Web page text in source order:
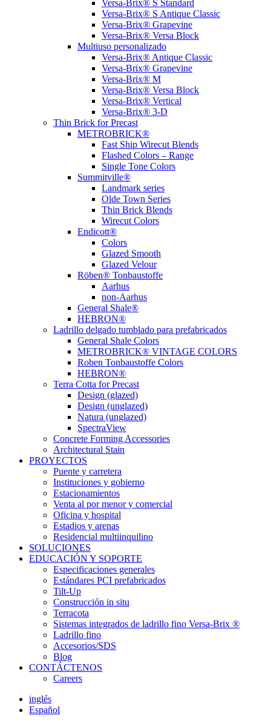
Versa-Brix® S Standard
Versa-Brix® S Antique Classic
Versa-Brix® Grapevine
Versa-Brix® Versa Block
Multiuso personalizado
Versa-Brix® Antique Classic
Versa-Brix® Grapevine
Versa-Brix® M
Versa-Brix® Versa Block
Versa-Brix® Vertical
Versa-Brix® 3-D
Thin Brick for Precast
METROBRICK®
Fast Ship Wirecut Blends
Flashed Colors – Range
Single Tone Colors
Summitville®
Landmark series
Olde Town Series
Thin Brick Blends
Wirecut Colors
Endicott®
Colors
Glazed Smooth
Glazed Velour
Röben® Tonbaustoffe
Aarhus
non-Aarhus
General Shale®
HEBRON®
Ladrillo delgado tumblado para prefabricados
General Shale Colors
METROBRICK® VINTAGE COLORS
Roben Tonbaustoffe Colors
HEBRON®
Terra Cotta for Precast
Design (glazed)
Design (unglazed)
Natura (unglazed)
SpectraView
Concrete Forming Accessories
Architectural Stain
PROYECTOS
Puente y carretera
Instituciones y gobierno
Estacionamientos
Venta al por menor y comercial
Oficina y hospital
Estadios y arenas
Residencial multiinquilino
SOLUCIONES
EDUCACIÓN Y SOPORTE
Especificaciones generales
Estándares PCI prefabricados
Tilt-Up
Construcción in situ
Terracota
Sistemas integrados de ladrillo fino Versa-Brix ®
Ladrillo fino
Accesorios/SDS
Blog
CONTÁCTENOS
Careers
inglés
Español